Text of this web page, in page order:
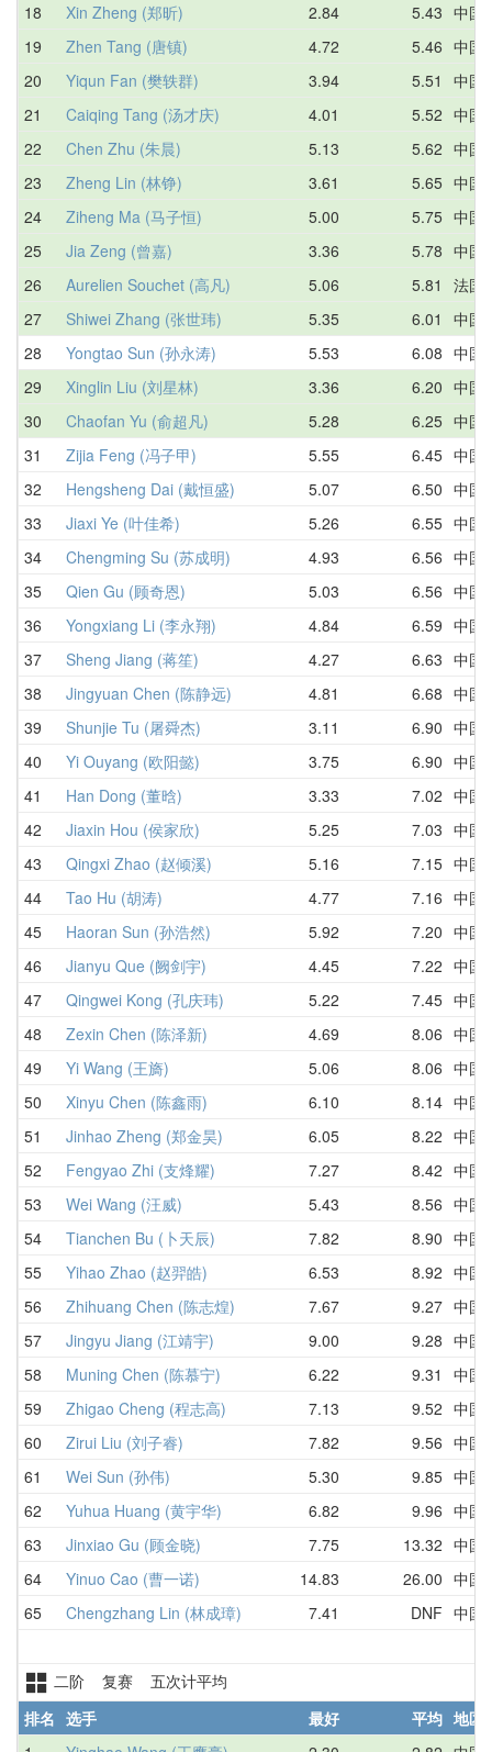
18
Xin Zheng (郑昕) 2.84 5.43 中国
19
Zhen Tang (唐镇) 4.72 5.46 中国
20
Yiqun Fan (樊轶群) 3.94 5.51
中国
21
Caiqing Tang (汤才庆) 4.01 5.52 中国
22
Chen Zhu (朱晨) 5.13 5.62 中国
23
Zheng Lin (林铮) 3.61 5.65 中国
24
Ziheng Ma (马子恒) 5.00 5.75 中国
25
Jia Zeng (曾嘉) 3.36 5.78 中国
26
Aurelien Souchet (高凡) 5.06 5.81
法国
27
Shiwei Zhang (张世玮) 5.35 6.01
中国
28
Yongtao Sun (孙永涛) 5.53 6.08 中国
29
Xinglin Liu (刘星林) 3.36 6.20 中国
30
Chaofan Yu (俞超凡) 5.28 6.25 中国
31
Zijia Feng (冯子甲) 5.55 6.45 中国
32
Hengsheng Dai (戴恒盛) 5.07 6.50 中国
33
Jiaxi Ye (叶佳希) 5.26 6.55 中国
34
Chengming Su (苏成明) 4.93 6.56 中国
35
Qien Gu (顾奇恩) 5.03 6.56 中国
36
Yongxiang Li (李永翔) 4.84 6.59 中国
37
Sheng Jiang (蒋笙) 4.27 6.63 中国
38
Jingyuan Chen (陈静远) 4.81 6.68 中国
39
Shunjie Tu (屠舜杰) 3.11 6.90 中国
40
Yi Ouyang (欧阳懿) 3.75 6.90 中国
41
Han Dong (董晗) 3.33 7.02 中国
42
Jiaxin Hou (侯家欣) 5.25 7.03 中国
43
Qingxi Zhao (赵倾溪) 5.16 7.15 中国
44
Tao Hu (胡涛) 4.77 7.16 中国
45
Haoran Sun (孙浩然) 5.92 7.20 中国
46
Jianyu Que (阙剑宇) 4.45 7.22 中国
47
Qingwei Kong (孔庆玮) 5.22 7.45 中国
48
Zexin Chen (陈泽新) 4.69 8.06 中国
49
Yi Wang (王旖) 5.06 8.06 中国
50
Xinyu Chen (陈鑫雨) 6.10 8.14 中国
51
Jinhao Zheng (郑金昊) 6.05 8.22 中国
52
Fengyao Zhi (支烽耀) 7.27 8.42 中国
53
Wei Wang (汪威) 5.43 8.56 中国
54
Tianchen Bu (卜天辰) 7.82 8.90 中国
55
Yihao Zhao (赵羿皓) 6.53 8.92 中国
56
Zhihuang Chen (陈志煌) 7.67 9.27 中国
57
Jingyu Jiang (江靖宇) 9.00 9.28 中国
58
Muning Chen (陈慕宁) 6.22 9.31
中国
59
Zhigao Cheng (程志高) 7.13 9.52 中国
60
Zirui Liu (刘子睿) 7.82 9.56 中国
61
Wei Sun (孙伟) 5.30 9.85 中国
62
Yuhua Huang (黄宇华) 6.82 9.96 中国
63
Jinxiao Gu (顾金晓) 7.75 13.32 中国
64
Yinuo Cao (曹一诺) 14.83 26.00 中国
65
Chengzhang Lin (林成璋) 7.41 DNF 中国
二阶 复赛 五次计平均
排名 选手 最好 平均 地区